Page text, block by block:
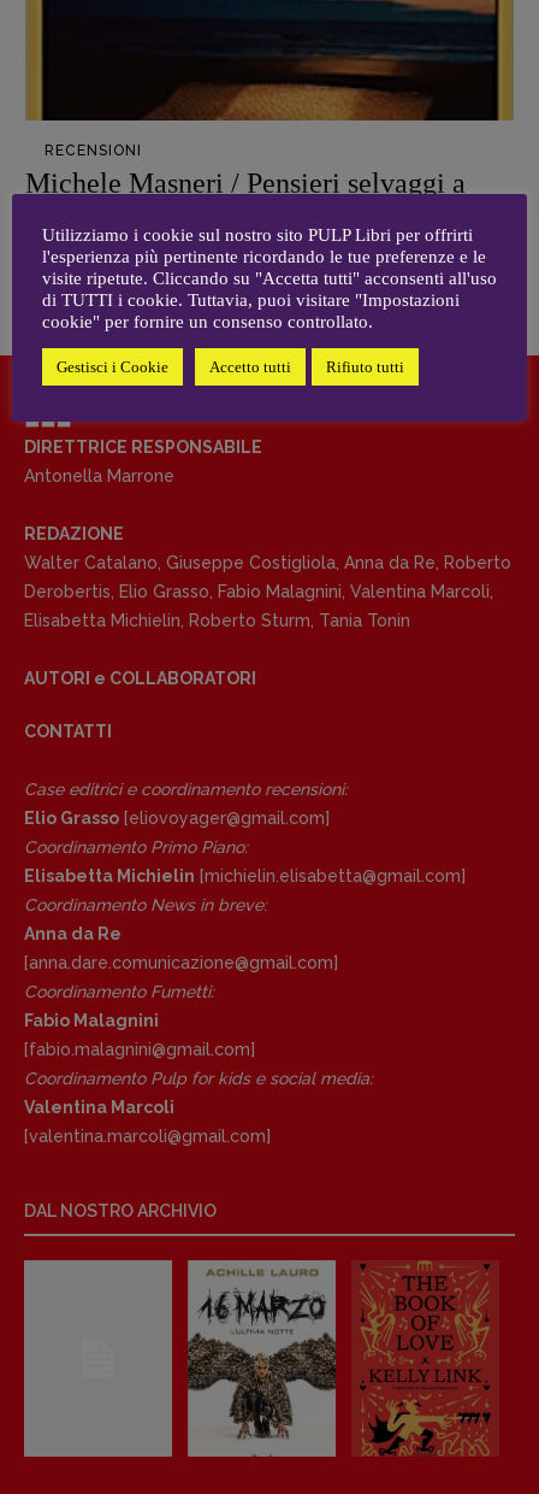
Giuseppe Costigliola,
Roberto Derobertis,Elio
Fabio Malagnini,Valentina
Case editrici e coordinamento
recensioni:
Elio Grasso[eliovoyager@gmail.com]
Coordinamento Primo Piano:
Elisabetta Michielin
[michielin.elisabetta@gmail.com]
Anna da Re
[anna.dare.comunicazione@gmail.
Fabio Malagnini
[fabio.malagnini@gmail. com]
Coordinamento Pulp for kids e social
media:
Valentina Marcoli
RECENSIONI
Michele Masneri / Pensieri selvaggi a
ELIO GRASSO - 13 SETTEMBRE 2020
DIRETTRICE RESPONSABILE
Antonella Marrone
REDAZIONE
Walter Catalano Giuseppe Costigliola Anna da Re
Roberto
Derobertis
Elio Grasso Fabio Malagnini Valentina Marcoli
Elisabetta Michielin
Roberto Sturm Tania Tonin
AUTORI e COLLABORATORI
CONTATTI
Case editrici e coordinamento recensioni:
Elio Grasso [eliovoyager@gmail.com]
Coordinamento Primo Piano:
Elisabetta Michielin [michielin.elisabetta@gmail.com]
Coordinamento News in breve:
Anna da Re
[anna.dare.comunicazione@gmail. com]
Coordinamento Fumetti:
Fabio Malagnini
[fabio.malagnini@gmail. com]
Coordinamento Pulp for kids e social media:
Valentina Marcoli
[valentina.marcoli@gmail. com]
DAL NOSTRO ARCHIVIO
Utilizziamo i cookie sul nostro sito PULP Libri per offrirti
l'esperienza più pertinente ricordando le tue preferenze e le
visite ripetute. Cliccando su "Accetta tutti" acconsenti all'uso
di TUTTI i cookie. Tuttavia, puoi visitare "Impostazioni
cookie" per fornire un consenso controllato.
Gestisci i Cookie Accetto tutti Rifiuto tutti